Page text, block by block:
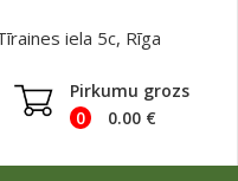
iela 5c, Rīga
Pirkumu grozs
0
0.00 €